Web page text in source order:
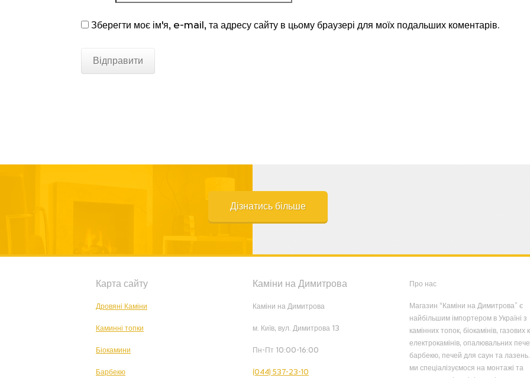
Зберегти моє ім'я, e-mail, та адресу сайту в цьому браузері для моїх подальших коментарів.
Дізнатись більше
Карта сайту
Дровяні Каміни
Каминні топки
Біокамини
Барбекю
Каміни на Димитрова
Каміни на Димитрова
м. Київ, вул. Димитрова 13
Пн-Пт 10:00-16:00
(044) 537-23-10
Про нас
Магазин “Каміни на Димитрова” є
найбільшим імпортером в Україні з
камінних топок, біокамінів, газових
електрокамінів, опалювальних
барбекю, печей для саун та
ми спеціалізуємося на монтажі та